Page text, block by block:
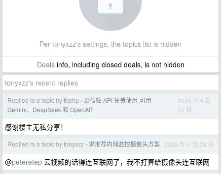
Per tonyxzz's settings, the topics list is hidden
Dealsinfo, including closed deals, is not hidden
tonyxzz's recent replies
Replied to a topic by tbphp › 公益站 API 免费使用-可用
Gemini、DeepSeek 和 OpenAI！
2025 年 6 月
30 日
感谢楼主无私分享！
Replied to a topic by tonyxzz › 求推荐内网监控摄像头方案 2025 年 4 月 28 日
@peteretep 云视频的话得连互联网了，我不打算给摄像头连互联网